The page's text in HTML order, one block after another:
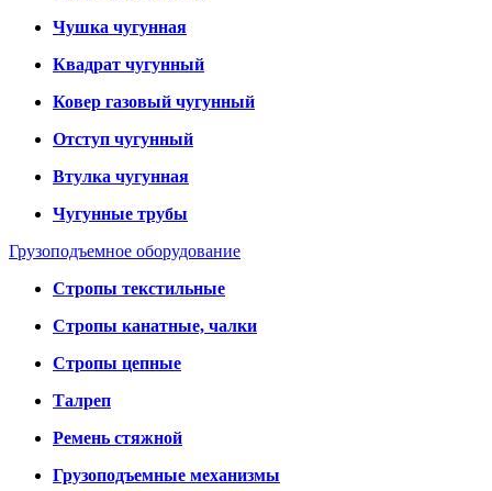
Чушка чугунная
Квадрат чугунный
Ковер газовый чугунный
Отступ чугунный
Втулка чугунная
Чугунные трубы
Грузоподъемное оборудование
Стропы текстильные
Стропы канатные, чалки
Стропы цепные
Талреп
Ремень стяжной
Грузоподъемные механизмы